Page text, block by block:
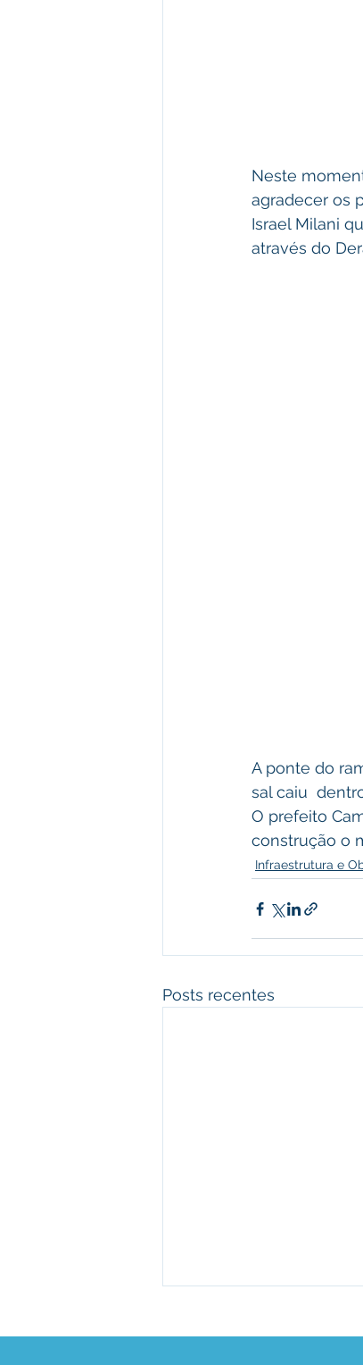
Neste
agradecer os
Israel Milani
através do
A ponte do
sal caiu
O prefeito
construção o
Infraestrutura e
Posts recentes